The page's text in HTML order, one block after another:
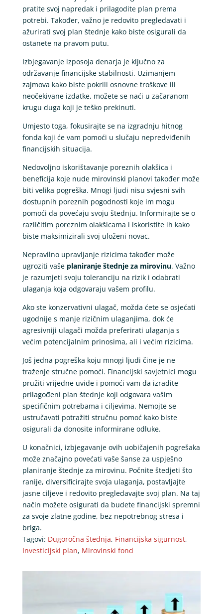
pratite svoj napredak i prilagodite plan prema
potrebi. Također, važno je redovito pregledavati i
ažurirati svoj plan štednje kako biste osigurali da
ostanete na pravom putu.
Izbjegavanje izposoja denarja je ključno za
održavanje financijske stabilnosti. Uzimanjem
zajmova kako biste pokrili osnovne troškove ili
neočekivane izdatke, možete se naći u začaranom
krugu duga koji je teško prekinuti.
Umjesto toga, fokusirajte se na izgradnju hitnog
fonda koji će vam pomoći u slučaju nepredviđenih
financijskih situacija.
Nedovoljno iskorištavanje poreznih olakšica i
beneficija koje nude mirovinski planovi također može
biti velika pogreška. Mnogi ljudi nisu svjesni svih
dostupnih poreznih pogodnosti koje im mogu
pomoći da povećaju svoju štednju. Informirajte se o
različitim poreznim olakšicama i iskoristite ih kako
biste maksimizirali svoj uloženi novac.
Nepravilno upravljanje rizicima također može
ugroziti vaše planiranje štednje za mirovinu. Važno
je razumjeti svoju toleranciju na rizik i odabrati
ulaganja koja odgovaraju vašem profilu.
Ako ste konzervativni ulagač, možda ćete se osjećati
ugodnije s manje rizičnim ulaganjima, dok će
agresivniji ulagači možda preferirati ulaganja s
većim potencijalnim prinosima, ali i većim rizicima.
Još jedna pogreška koju mnogi ljudi čine je ne
traženje stručne pomoći. Financijski savjetnici mogu
pružiti vrijedne uvide i pomoći vam da izradite
prilagođeni plan štednje koji odgovara vašim
specifičnim potrebama i ciljevima. Nemojte se
ustručavati potražiti stručnu pomoć kako biste
osigurali da donosite informirane odluke.
U konačnici, izbjegavanje ovih uobičajenih pogrešaka
može značajno povećati vaše šanse za uspješno
planiranje štednje za mirovinu. Počnite štedjeti što
ranije, diversificirajte svoja ulaganja, postavljajte
jasne ciljeve i redovito pregledavajte svoj plan. Na taj
način možete osigurati da budete financijski spremni
za svoje zlatne godine, bez nepotrebnog stresa i
briga.
Tagovi: Dugoročna štednja, Financijska sigurnost,
Investicijski plan, Mirovinski fond